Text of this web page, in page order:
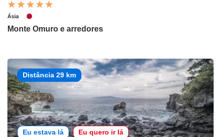
Ásia
Monte Omuro e arredores
Distância 29 km
Eu estava lá Eu quero ir lá